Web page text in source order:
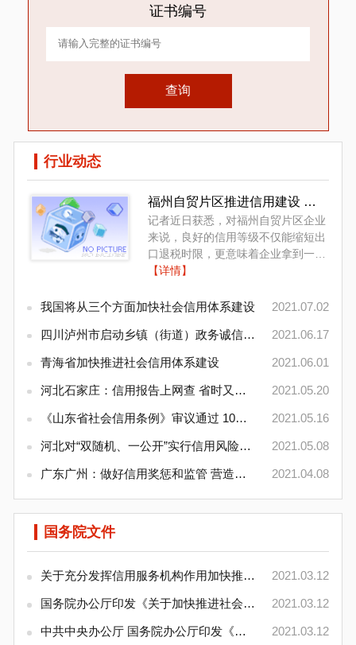
证书编号
查询
行业动态
福州自贸片区推进信用建设 建
立信用“红名单”“
记者近日获悉，对福州自贸片区企业
来说，良好的信用等级不仅能缩短出
口退税时限，更意味着企业拿到一
张“通行证”，在银行贷款、上市公司
【详情】
我国将从三个方面加快社会信用体系建设 2021.07.02
四川泸州市启动乡镇（街道）政务诚信评价试点工作 2021.06.17
青海省加快推进社会信用体系建设 2021.06.01
河北石家庄：信用报告上网查 省时又省钱 2021.05.20
《山东省社会信用条例》审议通过 10月1日起施行 2021.05.16
河北对“双随机、一公开”实行信用风险差异化监管 2021.05.08
广东广州：做好信用奖惩和监管 营造一流营商环境 2021.04.08
国务院文件
关于充分发挥信用服务机构作用加快推进社会信用体 2021.03.12
国务院办公厅印发《关于加快推进社会信用体系建设 2021.03.12
中共中央办公厅 国务院办公厅印发《关于构建现代 2021.03.12